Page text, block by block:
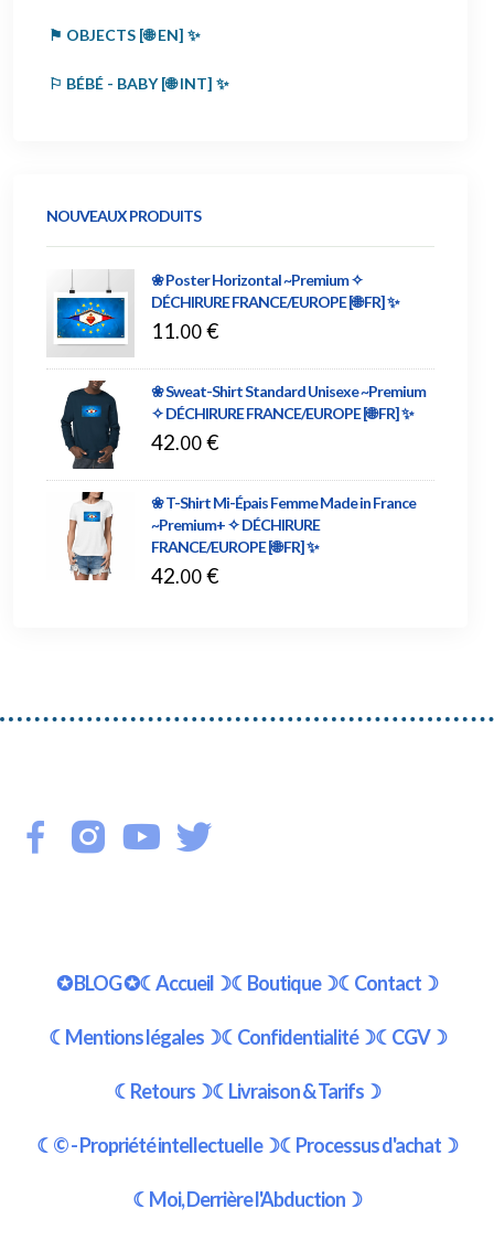
⚑ OBJECTS [🌐 EN] ✨
⚐ BÉBÉ - BABY [🌐 INT] ✨
NOUVEAUX PRODUITS
❀ Poster Horizontal ~Premium ✧
DÉCHIRURE FRANCE/EUROPE [🌐 FR] ✨
11.00 €
❀ Sweat-Shirt Standard Unisexe ~Premium
✧ DÉCHIRURE FRANCE/EUROPE [🌐 FR] ✨
42.00 €
❀ T-Shirt Mi-Épais Femme Made in France
~Premium+ ✧ DÉCHIRURE
FRANCE/EUROPE [🌐 FR] ✨
42.00 €
✪ BLOG ✪☾Accueil☽☾Boutique☽☾Contact☽
☾Mentions légales☽☾Confidentialité☽☾CGV☽
☾Retours☽☾Livraison & Tarifs☽
☾© - Propriété intellectuelle☽☾Processus d'achat☽
☾Moi, Derrière l'Abduction☽